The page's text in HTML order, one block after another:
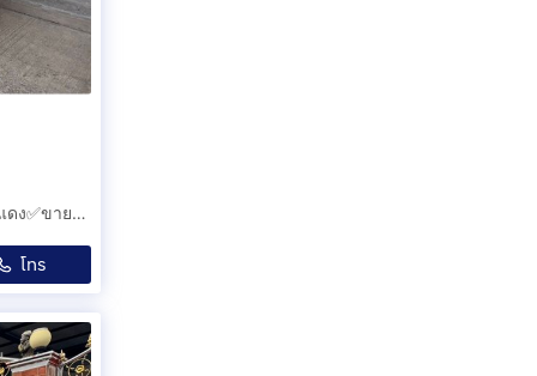
ISUZU DMAX สมาทแคป 1.9 เกียร์ธรรมดา ✅รถมือเดียวป้ายแดง✅ขายสด✅จัดไฟแนนซ์✅รับเทิน✅
โทร